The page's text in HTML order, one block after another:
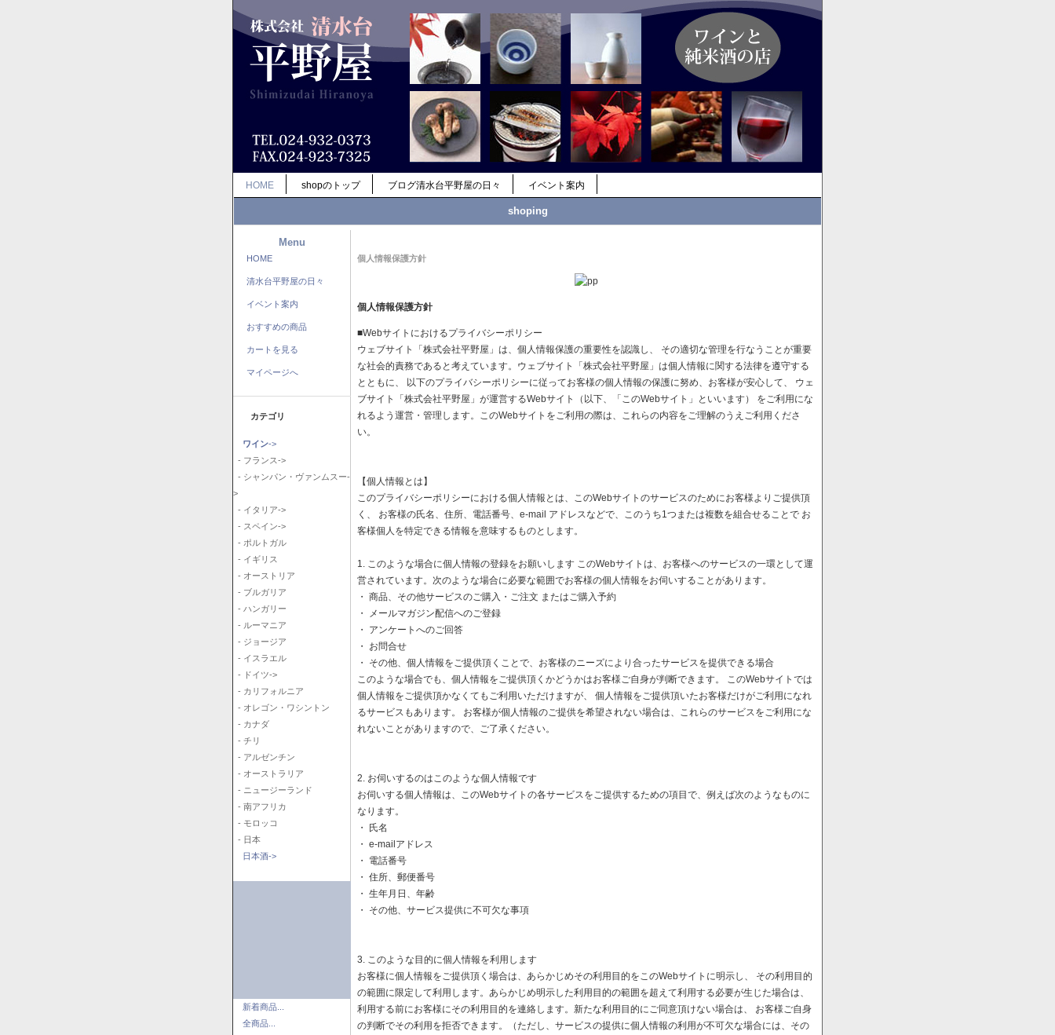
HOME shopのトップ ブログ清水台平野屋の日々 イベント案内
shoping
Menu
HOME
清水台平野屋の日々
イベント案内
おすすめの商品
カートを見る
マイページへ
カテゴリ
ワイン->
- フランス->
- シャンパン・ヴァンムスー-
>
- イタリア->
- スペイン->
- ポルトガル
- イギリス
- オーストリア
- ブルガリア
- ハンガリー
- ルーマニア
- ジョージア
- イスラエル
- ドイツ->
- カリフォルニア
- オレゴン・ワシントン
- カナダ
- チリ
- アルゼンチン
- オーストラリア
- ニュージーランド
- 南アフリカ
- モロッコ
- 日本
日本酒->
新着商品...
全商品...
個人情報保護方針
個人情報保護方針
■Webサイトにおけるプライバシーポリシー
ウェブサイト「株式会社平野屋」は、個人情報保護の重要性を認識し、 その適切な管理を行なうことが重要
な社会的責務であると考えています。ウェブサイト「株式会社平野屋」は個人情報に関する法律を遵守する
とともに、 以下のプライバシーポリシーに従ってお客様の個人情報の保護に努め、お客様が安心して、 ウェ
ブサイト「株式会社平野屋」が運営するWebサイト（以下、「このWebサイト」といいます） をご利用にな
れるよう運営・管理します。このWebサイトをご利用の際は、これらの内容をご理解のうえご利用くださ
い。
【個人情報とは】
このプライバシーポリシーにおける個人情報とは、このWebサイトのサービスのためにお客様よりご提供頂
く、 お客様の氏名、住所、電話番号、e-mail アドレスなどで、このうち1つまたは複数を組合せることで お
客様個人を特定できる情報を意味するものとします。
1. このような場合に個人情報の登録をお願いします このWebサイトは、お客様へのサービスの一環として運
営されています。次のような場合に必要な範囲でお客様の個人情報をお伺いすることがあります。
・ 商品、その他サービスのご購入・ご注文 またはご購入予約
・ メールマガジン配信へのご登録
・ アンケートへのご回答
・ お問合せ
・ その他、個人情報をご提供頂くことで、お客様のニーズにより合ったサービスを提供できる場合
このような場合でも、個人情報をご提供頂くかどうかはお客様ご自身が判断できます。 このWebサイトでは
個人情報をご提供頂かなくてもご利用いただけますが、 個人情報をご提供頂いたお客様だけがご利用になれ
るサービスもあります。 お客様が個人情報のご提供を希望されない場合は、これらのサービスをご利用にな
れないことがありますので、ご了承ください。
2. お伺いするのはこのような個人情報です
お伺いする個人情報は、このWebサイトの各サービスをご提供するための項目で、例えば次のようなものに
なります。
・ 氏名
・ e-mailアドレス
・ 電話番号
・ 住所、郵便番号
・ 生年月日、年齢
・ その他、サービス提供に不可欠な事項
3. このような目的に個人情報を利用します
お客様に個人情報をご提供頂く場合は、あらかじめその利用目的をこのWebサイトに明示し、 その利用目的
の範囲に限定して利用します。あらかじめ明示した利用目的の範囲を超えて利用する必要が生じた場合は、
利用する前にお客様にその利用目的を連絡します。新たな利用目的にご同意頂けない場合は、 お客様ご自身
の判断でその利用を拒否できます。（ただし、サービスの提供に個人情報の利用が不可欠な場合には、その